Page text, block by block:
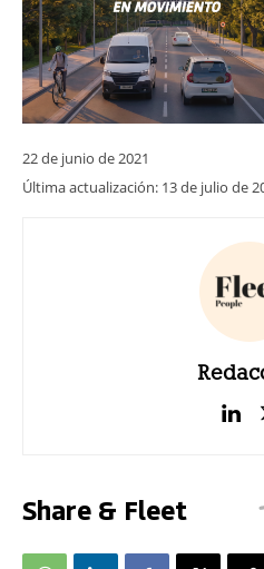
22 de junio de 2021
Última actualización: 13 de julio de
Share & Fleet